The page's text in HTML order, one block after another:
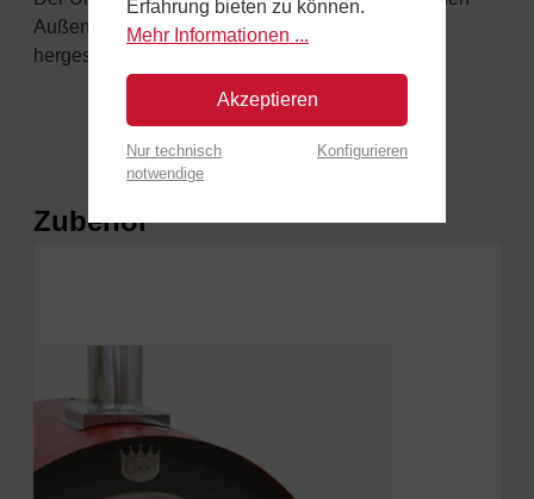
Außenbereich sind aus speziellen Materialien
hergestellt.…
Produktgalerie überspringen
Zubehör
Erfahrung bieten zu können.
Mehr Informationen ...
Akzeptieren
Nur technisch
notwendige
Konfigurieren